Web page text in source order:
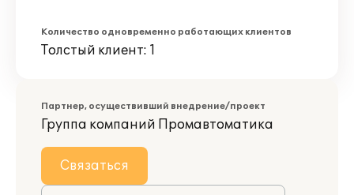
Количество одновременно работающих клиентов
Толстый клиент: 1
Партнер, осуществивший внедрение/проект
Группа компаний Промавтоматика
Связаться